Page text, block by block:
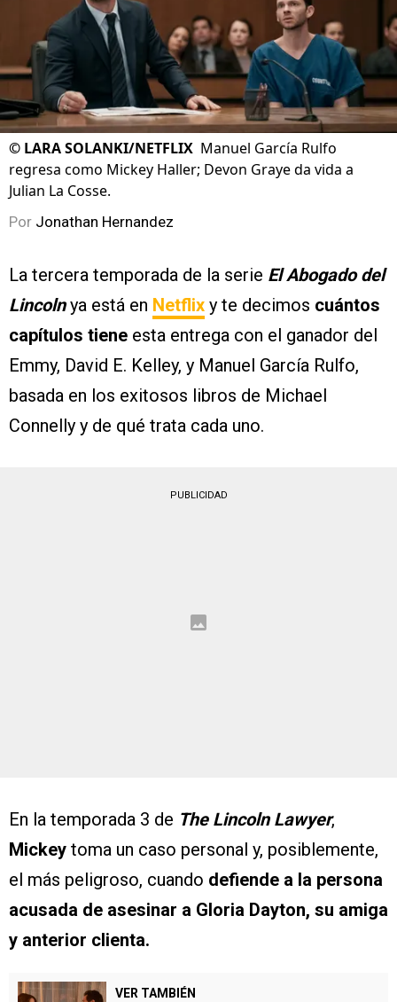
© LARA SOLANKI/NETFLIX Manuel García Rulfo
regresa como Mickey Haller; Devon Graye da vida a
Julian La Cosse.
Por Jonathan Hernandez
La tercera temporada de la serie El Abogado del
Lincolnya está en Netflix y te decimos cuántos
capítulos tiene esta entrega con el ganador del
Emmy, David E. Kelley, y Manuel García Rulfo,
basada en los exitosos libros de Michael
Connelly y de qué trata cada uno.
PUBLICIDAD
En la temporada 3 de The Lincoln Lawyer,
Mickey toma un caso personal y, posiblemente,
el más peligroso, cuando defiende a la persona
acusada de asesinar a Gloria Dayton, su amiga
y anterior clienta.
VER TAMBIÉN